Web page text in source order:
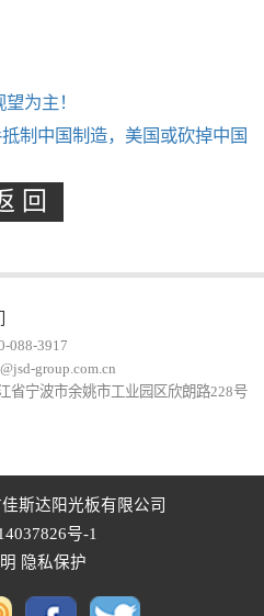
为主！
制中国制造，美国或砍掉中国
088-3917
group.com.cn
省宁波市余姚市工业园区欣朗路228号
斯达阳光板有限公司
号-1
隐私保护